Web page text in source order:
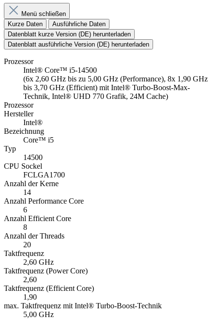
Menü schließen
Kurze Daten
Ausführliche Daten
Datenblatt kurze Version (DE) herunterladen
Datenblatt ausführliche Version (DE) herunterladen
Prozessor
Intel® Core™ i5-14500
(6x 2,60 GHz bis zu 5,00 GHz (Performance), 8x 1,90 GHz
bis 3,70 GHz (Efficient) mit Intel® Turbo-Boost-Max-
Technik, Intel® UHD 770 Grafik, 24M Cache)
Prozessor
Hersteller
Intel®
Bezeichnung
Core™ i5
Typ
14500
CPU Sockel
FCLGA1700
Anzahl der Kerne
14
Anzahl Performance Core
6
Anzahl Efficient Core
8
Anzahl der Threads
20
Taktfrequenz
2,60 GHz
Taktfrequenz (Power Core)
2,60
Taktfrequenz (Efficient Core)
1,90
max. Taktfrequenz mit Intel® Turbo-Boost-Technik
5,00 GHz